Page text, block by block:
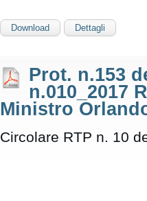
Download Dettagli
Prot. n.153
n.010_2017
Ministro
Circolare RTP n. 10